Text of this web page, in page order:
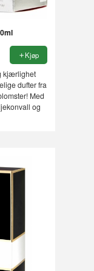
Kjøp
kjærlighet
dufter fra
Med
og